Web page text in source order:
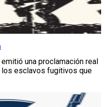
una proclamación real
esclavos fugitivos que